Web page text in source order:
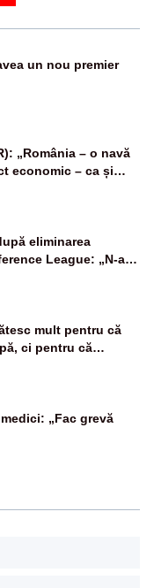
un nou premier
„România – o navă
economic – ca și
din ultimii 36 de
eliminarea
League: „N-ai
și lucrurile
mult pentru că
ci pentru că
scump
„Fac grevă